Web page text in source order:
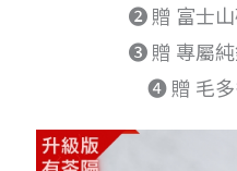
➋ 贈 富士
➌ 贈 專屬
➍ 贈 毛多